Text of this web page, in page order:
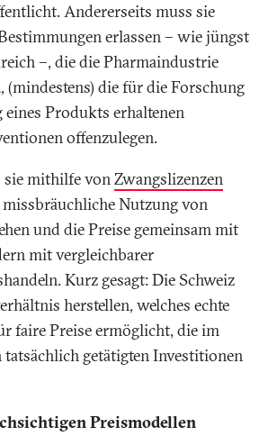
Andererseits muss sie
erlassen – wie jüngst
–, die die Pharmaindustrie
(mindestens) die für die Forschung
Produkts erhaltenen
offenzulegen.
sie mithilfe vonZwangslizenzen
missbräuchliche Nutzung von
und die Preise gemeinsam mit
mit vergleichbarer
Kurz gesagt: Die Schweiz
herstellen, welches echte
faire Preise ermöglicht, die im
tatsächlich getätigten Investitionen
Preismodellen